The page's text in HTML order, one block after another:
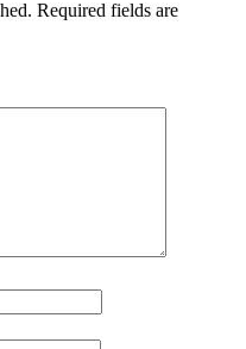
Required fields are